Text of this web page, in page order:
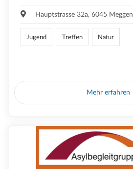
Hauptstrasse 32a, 6045 Meggen
Jugend Treffen Natur
Mehr erfahren